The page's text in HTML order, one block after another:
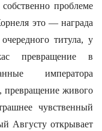
проблеме
это — награда
титула, у
превращение в
императора
превращение живого
чувственный
Августу открывает